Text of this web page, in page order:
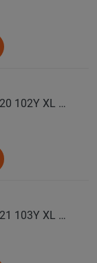
CONTINENTAL Автошина 275/35 ZR20 102Y XL FR SportContact 7 лето
CONTINENTAL Автошина 275/35 ZR21 103Y XL FR SportContact 7 ND0 лето